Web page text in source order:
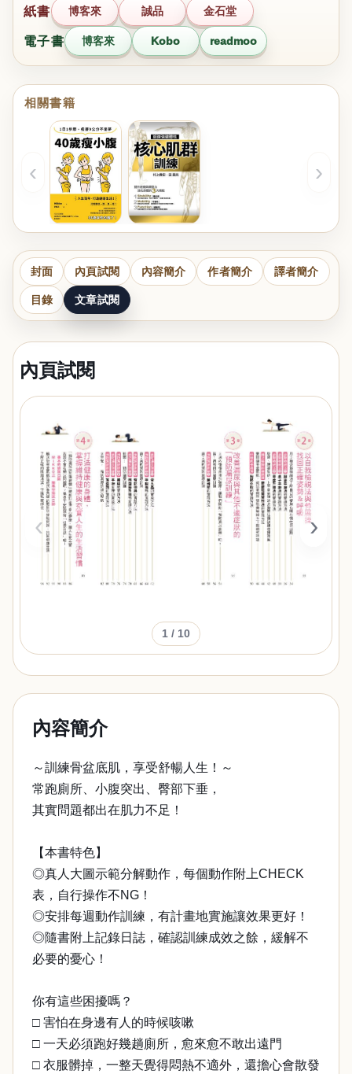
紙書 博客來 誠品 金石堂
電子書 博客來 Kobo readmoo
相關書籍
‹ ›
封面 內頁試閱 內容簡介 作者簡介 譯者簡介
目錄 文章試閱
內頁試閱
‹ ›
1 / 10
內容簡介
～訓練骨盆底肌，享受舒暢人生！～
常跑廁所、小腹突出、臀部下垂，
其實問題都出在肌力不足！
【本書特色】
◎真人大圖示範分解動作，每個動作附上CHECK
表，自行操作不NG！
◎安排每週動作訓練，有計畫地實施讓效果更好！
◎隨書附上記錄日誌，確認訓練成效之餘，緩解不
必要的憂心！
你有這些困擾嗎？
□ 害怕在身邊有人的時候咳嗽
□ 一天必須跑好幾趟廁所，愈來愈不敢出遠門
□ 衣服髒掉，一整天覺得悶熱不適外，還擔心會散發